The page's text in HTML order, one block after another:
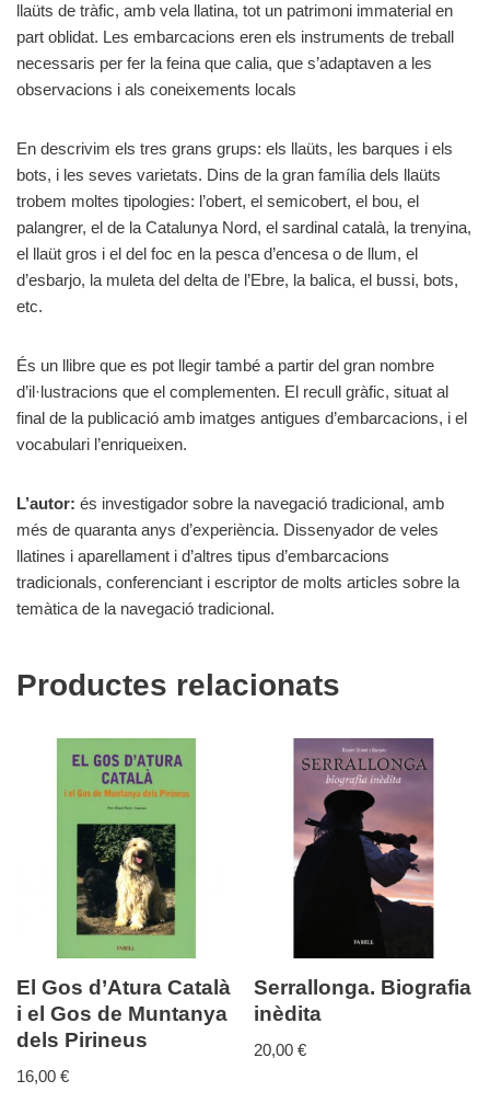
llaüts de tràfic, amb vela llatina, tot un patrimoni immaterial en
part oblidat. Les embarcacions eren els instruments de treball
necessaris per fer la feina que calia, que s’adaptaven a les
observacions i als coneixements locals
En descrivim els tres grans grups: els llaüts, les barques i els
bots, i les seves varietats. Dins de la gran família dels llaüts
trobem moltes tipologies: l’obert, el semicobert, el bou, el
palangrer, el de la Catalunya Nord, el sardinal català, la trenyina,
el llaüt gros i el del foc en la pesca d’encesa o de llum, el
d’esbarjo, la muleta del delta de l’Ebre, la balica, el bussi, bots,
etc.
És un llibre que es pot llegir també a partir del gran nombre
d’il·lustracions que el complementen. El recull gràfic, situat al
final de la publicació amb imatges antigues d’embarcacions, i el
vocabulari l’enriqueixen.
L’autor: és investigador sobre la navegació tradicional, amb
més de quaranta anys d’experiència. Dissenyador de veles
llatines i aparellament i d’altres tipus d’embarcacions
tradicionals, conferenciant i escriptor de molts articles sobre la
temàtica de la navegació tradicional.
Productes relacionats
El Gos d’Atura Català
i el Gos de Muntanya
dels Pirineus
16,00 €
Serrallonga. Biografia
inèdita
20,00€